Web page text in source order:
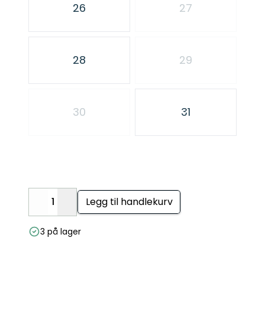
26 27
28 29
30 31
DecreaseIncrease
Legg til handlekurv
3 på lager